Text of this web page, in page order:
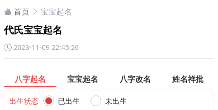
首页 宝宝起名
代氏宝宝起名
2023-11-09 22:45:26
八字起名 宝宝起名 八字改名 姓名祥批
出生状态 已出生
未出生